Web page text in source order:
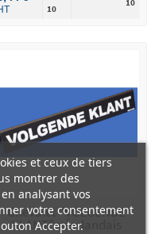
10
Chevalet "VOLGENDE
KLANT" néerlandais
et ceux de tiers
montrer des
analysant vos
votre consentement
Accepter.